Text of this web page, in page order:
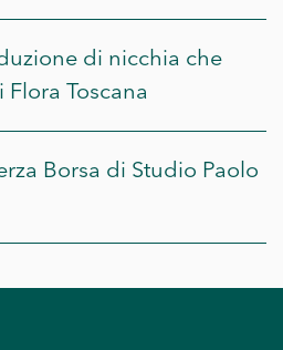
di nicchia che
Toscana
Borsa di Studio Paolo